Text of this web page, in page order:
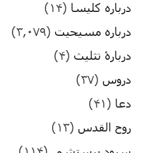
درباره کلیسا (۱۴)
درباره مسیحیت (۳,۰۷۹)
دربارۀ تثلیث (۴)
دروس (۳۷)
دعا (۴۱)
روح القدس (۱۳)